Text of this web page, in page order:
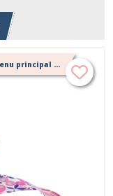
Cet article n'est plus proposé, retournez au menu principal ou contactez moi!